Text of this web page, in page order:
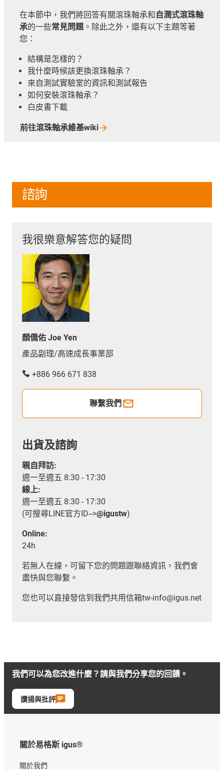
在本節中，我們將回答有關滾珠軸承和自潤式滾珠軸
承的一些常見問題 。除此之外，還有以下主題等著
您：
結構是怎樣的？
我什麼時候該更換滾珠軸承？
來自測試實驗室的資訊和測試報告
如何安裝滾珠軸承？
白皮書下載
前往滾珠軸承維基wiki
諮詢
我很樂意解答您的疑問
顏僑佑 Joe Yen
產品副理/高速成長事業部
+886 966 671 838
聯繫我們
出貨及諮詢
親自拜訪:
週一至週五 8:30 - 17:30
線上:
週一至週五 8:30 - 17:30
(可搜尋LINE官方ID-->@igustw)
Online:
24h
若無人在線，可留下您的問題跟聯絡資訊，我們會
盡快與您聯繫。
您也可以直接發信到我們共用信箱tw-info@igus.net
我們可以為您改進什麼？請與我們分享您的回饋。
讚揚與批評
關於易格斯 igus®
關於我們